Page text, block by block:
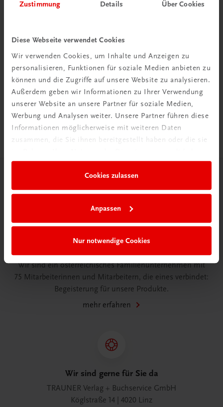
Zustimmung Details Über Cookies
Diese Webseite verwendet Cookies
Wir verwenden Cookies, um Inhalte und Anzeigen zu
personalisieren, Funktionen für soziale Medien anbieten zu
können und die Zugriffe auf unsere Website zu analysieren.
Außerdem geben wir Informationen zu Ihrer Verwendung
unserer Website an unsere Partner für soziale Medien,
Werbung und Analysen weiter. Unsere Partner führen diese
Informationen möglicherweise mit weiteren Daten
zusammen, die Sie ihnen bereitgestellt haben oder die sie
Cookies zulassen
Anpassen
Nur notwendige Cookies
Rabattcode erhalten
Newsletter abonnieren
& Versandkosten sparen
Jetzt anmelden
Wir sind ein österreichisches Familienunternehmen mit
75 Mitarbeiterinnen und Mitarbeitern, die eines verbindet:
Begeisterung für unsere Produkte.
mehr erfahren
Wir sind gerne für Sie da
TRAUNER Verlag + Buchservice GmbH
Köglstraße 14 | 4020 Linz